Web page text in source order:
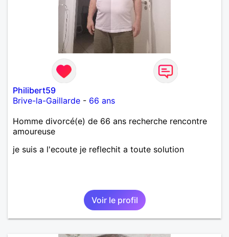
Philibert59
Brive-la-Gaillarde - 66 ans
Homme divorcé(e) de 66 ans recherche rencontre
amoureuse
je suis a l'ecoute je reflechit a toute solution
Voir le profil